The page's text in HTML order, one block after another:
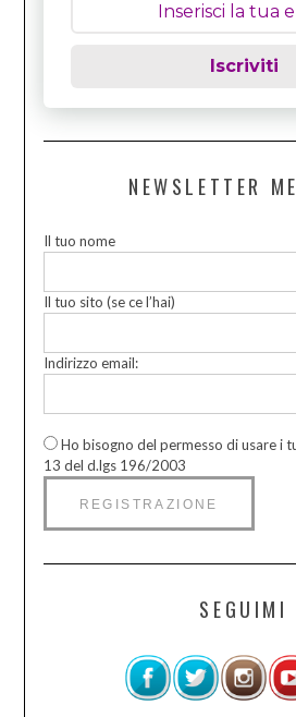
Iscriviti
NEWSLETTER
Il tuo nome
Il tuo sito (se ce l’hai)
Indirizzo email:
Ho bisogno del permesso di usare i
13 del d.lgs 196/2003
SEGUIMI